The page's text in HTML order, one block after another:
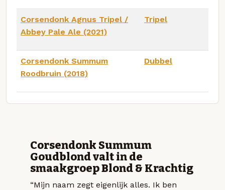
Corsendonk Agnus Tripel /
Abbey Pale Ale (2021)
Tripel
Corsendonk Summum
Roodbruin (2018)
Dubbel
Corsendonk Summum
Goudblond valt in de
smaakgroep Blond & Krachtig
“Mijn naam zegt eigenlijk alles. Ik ben